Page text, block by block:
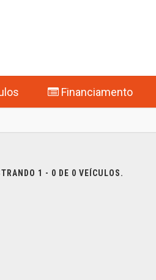
Financiamento
1 - 0 DE 0 VEÍCULOS.